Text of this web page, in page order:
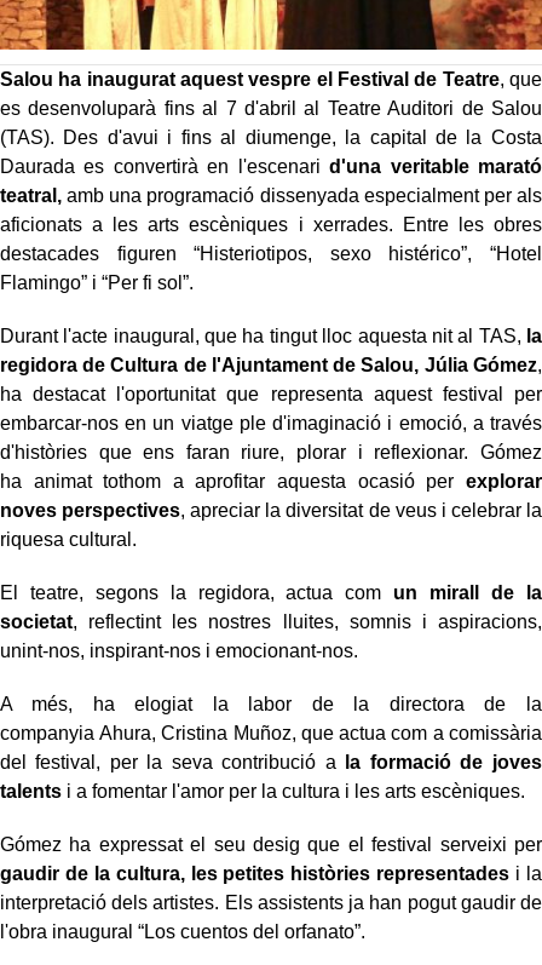
Salou ha inaugurat aquest vespre el Festival de Teatre, que
es desenvoluparà fins al 7 d'abril al Teatre Auditori de Salou
(TAS). Des d'avui i fins al diumenge, la capital de la Costa
Daurada es convertirà en l'escenarid'una veritable marató
teatral, amb una programació dissenyada especialment per als
aficionats a les arts escèniques i xerrades. Entre les obres
destacades figuren “Histeriotipos, sexo histérico”, “Hotel
Flamingo” i “Per fi sol”.
Durant l'acte inaugural, que ha tingut lloc aquesta nit al TAS, la
regidora de Cultura de l'Ajuntament de Salou, Júlia Gómez,
ha destacat l'oportunitat que representa aquest festival per
embarcar-nos en un viatge ple d'imaginació i emoció, a través
d'històries que ens faran riure, plorar i reflexionar. Gómez
ha animat tothom a aprofitar aquesta ocasió per explorar
noves perspectives, apreciar la diversitat de veus i celebrar la
riquesa cultural.
El teatre, segons la regidora, actua com un mirall de la
societat, reflectint les nostres lluites, somnis i aspiracions,
unint-nos, inspirant-nos i emocionant-nos.
A més, ha elogiat la labor de la directora de la
companyia Ahura, Cristina Muñoz, que actua com a comissària
del festival, per la seva contribució a
la formació de joves
talents i a fomentar l'amor per la cultura i les arts escèniques.
Gómez ha expressat el seu desig que el festival serveixi per
gaudir de la cultura, les petites històries representades i la
interpretació dels artistes. Els assistents ja han pogut gaudir de
l'obra inaugural “Los cuentos del orfanato”.